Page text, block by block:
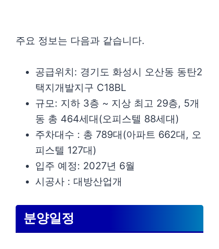
주요 정보는 다음과 같습니다.
공급위치: 경기도 화성시 오산동 동탄2
택지개발지구 C18BL
규모: 지하 3층 ~ 지상 최고 29층, 5개
동 총 464세대(오피스텔 88세대)
주차대수 : 총 789대(아파트 662대, 오
피스텔 127대)
입주 예정: 2027년 6월
시공사 : 대방산업개
분양일정